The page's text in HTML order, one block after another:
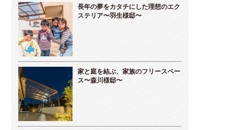
長年の夢をカタチにした理想のエク
ステリア〜羽生様邸〜
家と庭を結ぶ、家族のフリースペー
ス〜森川様邸〜